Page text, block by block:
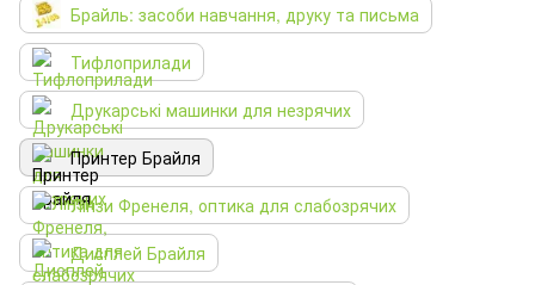
Брайль: засоби навчання, друку та письма
Тифлоприлади
Друкарські машинки для незрячих
Принтер Брайля
Лінзи Френеля, оптика для слабозрячих
Дисплей Брайля